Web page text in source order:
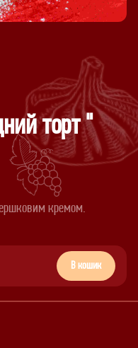
торт "
В кошик